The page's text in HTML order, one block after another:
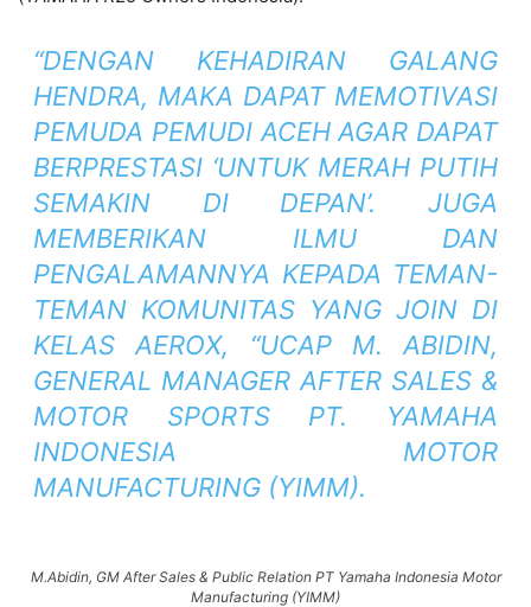
“DENGAN KEHADIRAN GALANG
HENDRA, MAKA DAPAT MEMOTIVASI
PEMUDA PEMUDI ACEH AGAR DAPAT
BERPRESTASI ‘UNTUK MERAH PUTIH
SEMAKIN DI DEPAN’. JUGA
MEMBERIKAN ILMU DAN
PENGALAMANNYA KEPADA TEMAN-
TEMAN KOMUNITAS YANG JOIN DI
KELAS AEROX, “UCAP M. ABIDIN,
GENERAL MANAGER AFTER SALES &
MOTOR SPORTS PT. YAMAHA
INDONESIA MOTOR
MANUFACTURING (YIMM).
M.Abidin, GM After Sales & Public Relation PT Yamaha Indonesia Motor
Manufacturing (YIMM)